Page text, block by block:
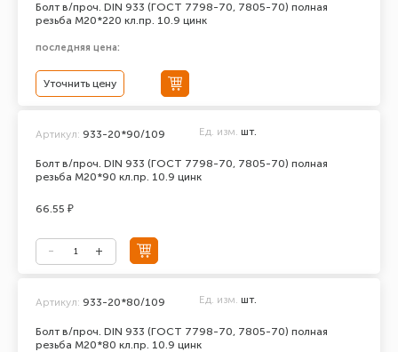
Болт в/проч. DIN 933 (ГОСТ 7798-70, 7805-70) полная
резьба М20*220 кл.пр. 10.9 цинк
последняя цена:
Уточнить цену
Болт в/проч. DIN 933 (ГОСТ 7798-70, 7805-70) полная
резьба М20*90 кл.пр. 10.9 цинк
Артикул: 933-20*90/109 Ед. изм. шт.
66.55 ₽
Болт в/проч. DIN 933 (ГОСТ 7798-70, 7805-70) полная
резьба М20*80 кл.пр. 10.9 цинк
Артикул: 933-20*80/109 Ед. изм. шт.